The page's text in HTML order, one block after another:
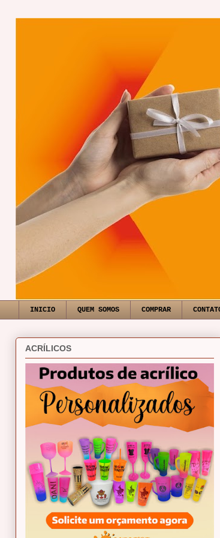
INICIO QUEM SOMOS COMPRAR
ACRÍLICOS